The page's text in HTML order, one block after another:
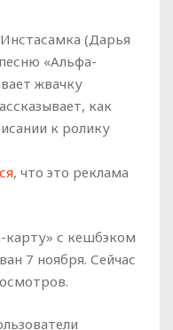
(Дарья
«Альфа-
жвачку
как
к ролику
, что это реклама
карту» с кешбэком
7 ноября. Сейчас